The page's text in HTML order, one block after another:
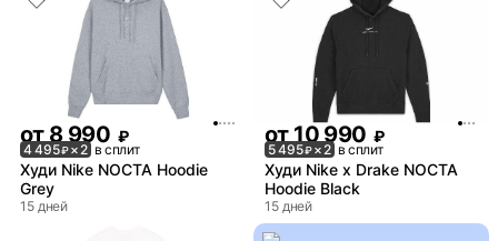
от 8 990 ₽
4 495₽× 2 в сплит
Худи Nike NOCTA Hoodie
Grey
15 дней
от 10 990 ₽
5 495₽× 2 в сплит
Худи Nike x Drake NOCTA
Hoodie Black
15 дней